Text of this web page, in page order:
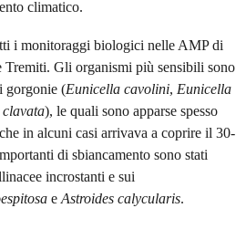
climatico.
i monitoraggi biologici nelle AMP di
Gli organismi più sensibili sono
gorgonie (Eunicella cavolini, Eunicella
), le quali sono apparse spesso
in alcuni casi arrivava a coprire il 30-
di sbiancamento sono stati
incrostanti e sui
eAstroides calycularis.